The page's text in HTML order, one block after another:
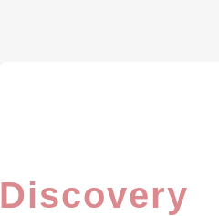
Discovery